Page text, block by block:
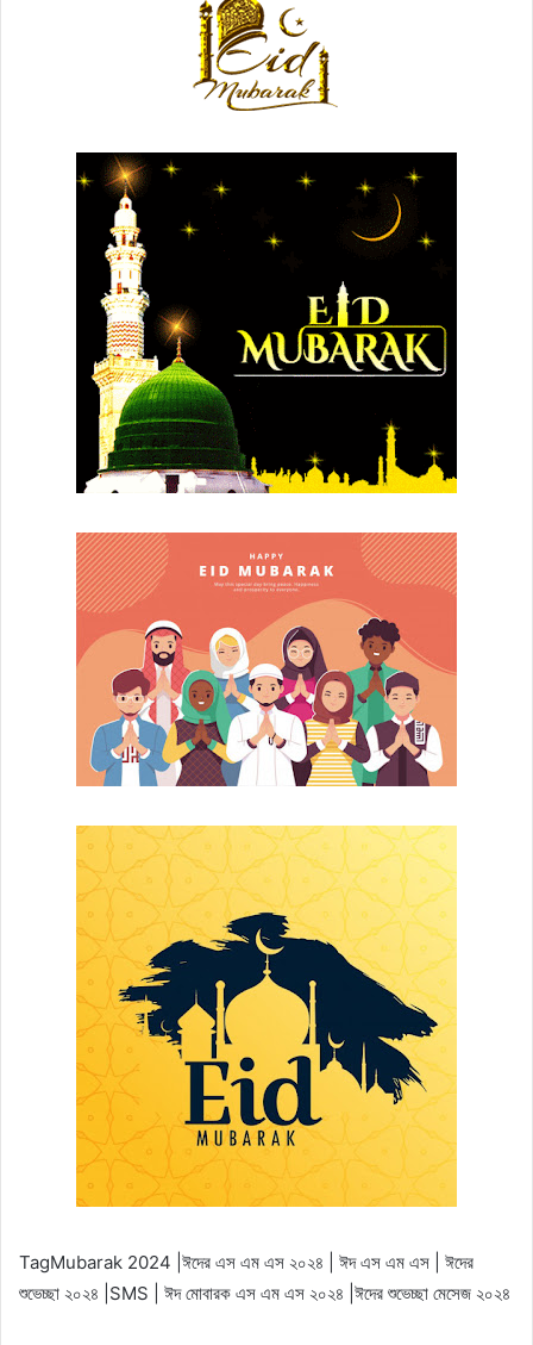
TagMubarak 2024 |ঈদের এস এম এস ২০২৪ | ঈদ এস এম এস | ঈদের
শুভেচ্ছা ২০২৪ |SMS | ঈদ মোবারক এস এম এস ২০২৪ |ঈদের শুভেচ্ছা মেসেজ ২০২৪